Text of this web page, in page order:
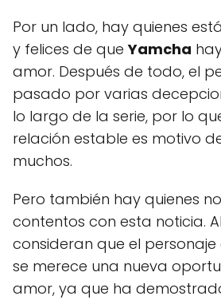
Por un lado, hay quienes
y felices de queYamcha
amor. Después de todo, el
pasado por varias
lo largo de la serie, por lo
relación estable es motivo
muchos.
Pero también hay quienes
contentos con esta noticia.
consideran que el
se merece una nueva
amor, ya que ha